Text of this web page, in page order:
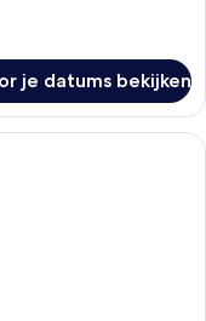
je datums bekijken
met een groot bed,